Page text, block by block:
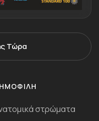
Τώρα
στρώματα